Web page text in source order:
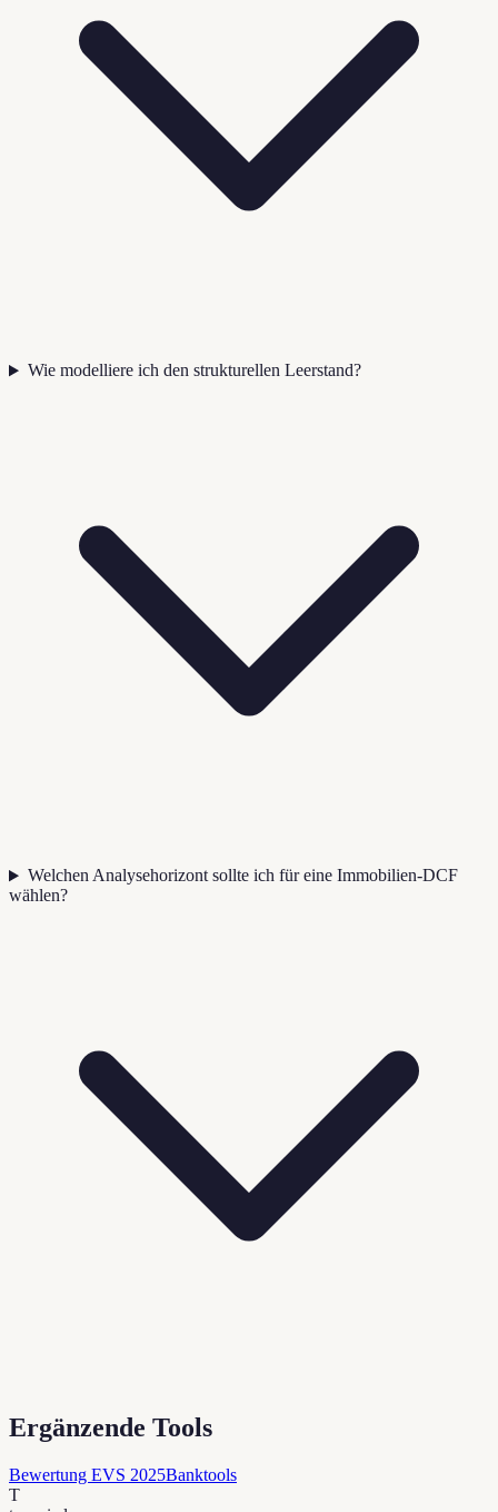
Wie modelliere ich den strukturellen Leerstand?
Welchen Analysehorizont sollte ich für eine Immobilien-DCF
wählen?
Ergänzende Tools
Bewertung EVS 2025Banktools
T